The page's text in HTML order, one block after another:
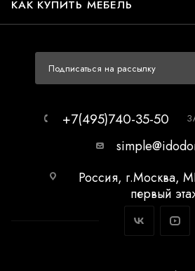
КАК КУПИТЬ МЕБЕЛЬ
Подписаться на рассылку
+7(495)740-35-50
Россия, г.Москва,
первый